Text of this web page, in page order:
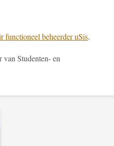
functioneel beheerder uSis.
Studenten- en